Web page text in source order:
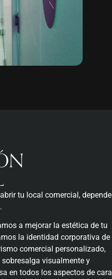
tu local comercial, depende
a mejorar la estética de tu
la identidad corporativa de
comercial personalizado,
visualmente y
en todos los aspectos de cara